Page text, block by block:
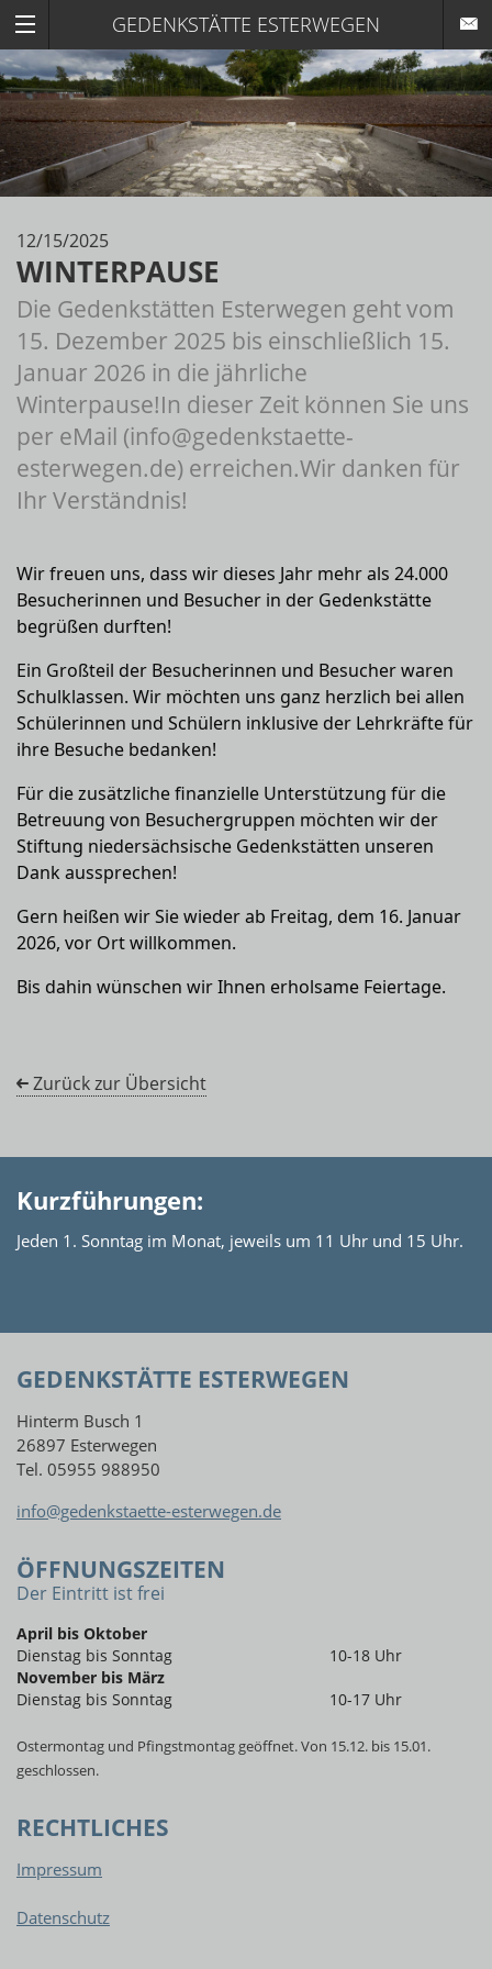
GEDENKSTÄTTE ESTERWEGEN
12/15/2025
WINTERPAUSE
Die Gedenkstätten Esterwegen geht vom
15. Dezember 2025 bis einschließlich 15.
Januar 2026 in die jährliche
Winterpause!In dieser Zeit können Sie uns
per eMail (info@gedenkstaette-
esterwegen.de) erreichen.Wir danken für
Ihr Verständnis!
Wir freuen uns, dass wir dieses Jahr mehr als 24.000
Besucherinnen und Besucher in der Gedenkstätte
begrüßen durften!
Ein Großteil der Besucherinnen und Besucher waren
Schulklassen. Wir möchten uns ganz herzlich bei allen
Schülerinnen und Schülern inklusive der Lehrkräfte für
ihre Besuche bedanken!
Für die zusätzliche finanzielle Unterstützung für die
Betreuung von Besuchergruppen möchten wir der
Stiftung niedersächsische Gedenkstätten unseren
Dank aussprechen!
Gern heißen wir Sie wieder ab Freitag, dem 16. Januar
2026, vor Ort willkommen.
Bis dahin wünschen wir Ihnen erholsame Feiertage.
Zurück zur Übersicht
Kurzführungen:
Jeden 1. Sonntag im Monat, jeweils um 11 Uhr und 15 Uhr.
GEDENKSTÄTTE ESTERWEGEN
Hinterm Busch 1
26897 Esterwegen
Tel. 05955 988950
info@gedenkstaette-esterwegen.de
ÖFFNUNGSZEITEN
Der Eintritt ist frei
April bis Oktober
Dienstag bis Sonntag
10-18 Uhr
November bis März
Dienstag bis Sonntag
10-17 Uhr
Ostermontag und Pfingstmontag geöffnet. Von 15.12. bis 15.01.
geschlossen.
RECHTLICHES
Impressum
Datenschutz